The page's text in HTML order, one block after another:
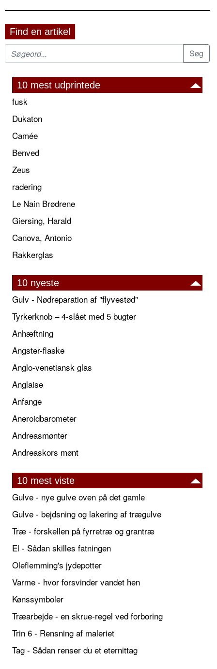
Find en artikel
10 mest udprintede
fusk
Dukaton
Camée
Benved
Zeus
radering
Le Nain Brødrene
Giersing, Harald
Canova, Antonio
Rakkerglas
10 nyeste
Gulv - Nødreparation af "flyvestød"
Tyrkerknob – 4-slået med 5 bugter
Anhæftning
Angster-flaske
Anglo-venetiansk glas
Anglaise
Anfange
Aneroidbarometer
Andreasmønter
Andreaskors mønt
10 mest viste
Gulve - nye gulve oven på det gamle
Gulve - bejdsning og lakering af trægulve
Træ - forskellen på fyrretræ og grantræ
El - Sådan skilles fatningen
Oleflemming's jydepotter
Varme - hvor forsvinder vandet hen
Kønssymboler
Træarbejde - en skrue-regel ved forboring
Trin 6 - Rensning af maleriet
Tag - Sådan renser du et eternittag